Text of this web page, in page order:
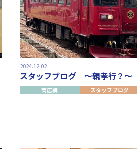
2024.12.02
スタッフブログ ～親孝行？～
両店舗 スタッフブログ